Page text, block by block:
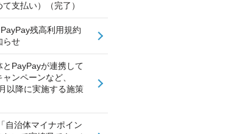
支払い）（完了）
残高利用規約
らせ
とPayPayが連携して
ンペーンなど、
以降に実施する施策
自治体マイナポイン